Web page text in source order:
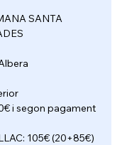
SANTA
i segon pagament
105€ (20+85€)